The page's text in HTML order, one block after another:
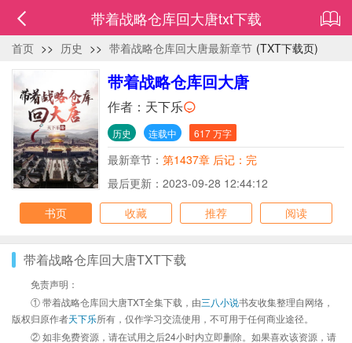
带着战略仓库回大唐txt下载
首页 >> 历史 >> 带着战略仓库回大唐最新章节 (TXT下载页)
带着战略仓库回大唐
作者： 天下乐
历史 连载中 617 万字
最新章节： 第1437章 后记：完
最后更新：2023-09-28 12:44:12
书页
收藏 推荐 阅读
带着战略仓库回大唐TXT下载
免责声明：
① 带着战略仓库回大唐TXT全集下载，由三八小说书友收集整理自网络，
版权归原作者天下乐所有，仅作学习交流使用，不可用于任何商业途径。
② 如非免费资源，请在试用之后24小时内立即删除。如果喜欢该资源，请